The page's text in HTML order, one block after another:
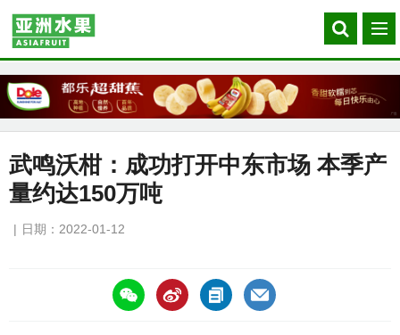
Search
our
菜
单
武鸣沃柑：成功打开中东市场 本季产
量约达150万吨
日期：2022-01-12
https://asiafruitchina.net/21475.html